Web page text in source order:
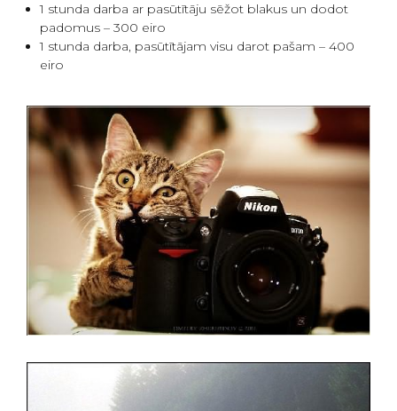
1 stunda darba ar pasūtītāju sēžot blakus un dodot
padomus – 300 eiro
1 stunda darba, pasūtītājam visu darot pašam – 400
eiro